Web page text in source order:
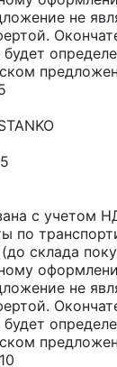
не
с учетом
по
склада
не